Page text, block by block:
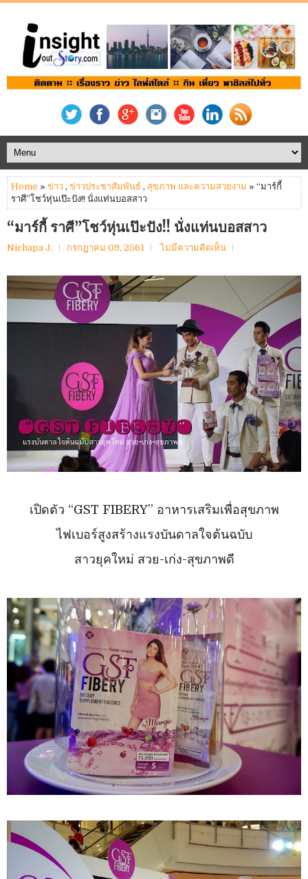
Home » ข่าว , ข่าวประชาสัมพันธ์ , สุขภาพ และความสวยงาม » “มาร์กี้
ราศี”โชว์หุ่นเป๊ะปัง!! นั่งแท่นบอสสาว
“มาร์กี้ ราศี”โชว์หุ่นเป๊ะปัง!! นั่งแท่นบอสสาว
Nichapa J. กรกฎาคม 09, 2561 ไม่มีความคิดเห็น
เปิดตัว “GST FIBERY” อาหารเสริมเพื่อสุขภาพ
ไฟเบอร์สูงสร้างแรงบันดาลใจต้นฉบับ
สาวยุคใหม่ สวย-เก่ง-สุขภาพดี